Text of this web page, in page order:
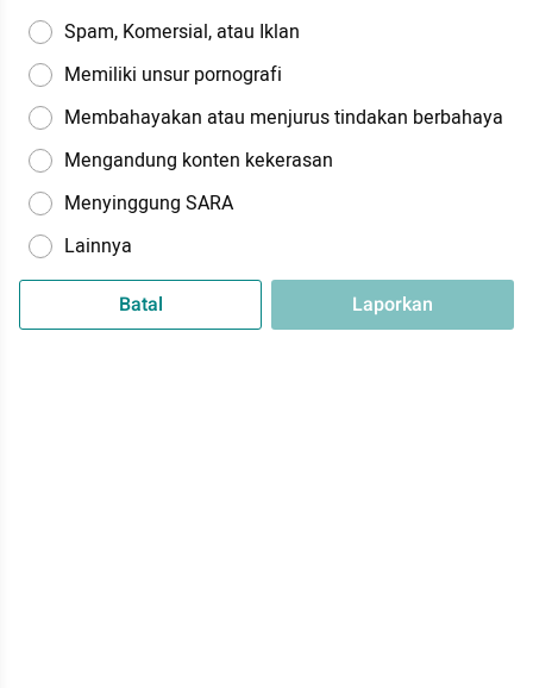
Spam, Komersial, atau Iklan
Memiliki unsur pornografi
Membahayakan atau menjurus tindakan berbahaya
Mengandung konten kekerasan
Menyinggung SARA
Lainnya
Batal Laporkan